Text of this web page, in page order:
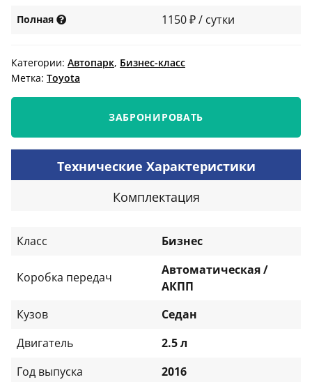
Полная 1150 ₽ / сутки
Категории: Автопарк, Бизнес-класс
Метка: Toyota
ЗАБРОНИРОВАТЬ
Технические Характеристики
Комплектация
Класс Бизнес
Коробка передач
Автоматическая /
АКПП
Кузов
Седан
Двигатель
2.5 л
Год выпуска
2016